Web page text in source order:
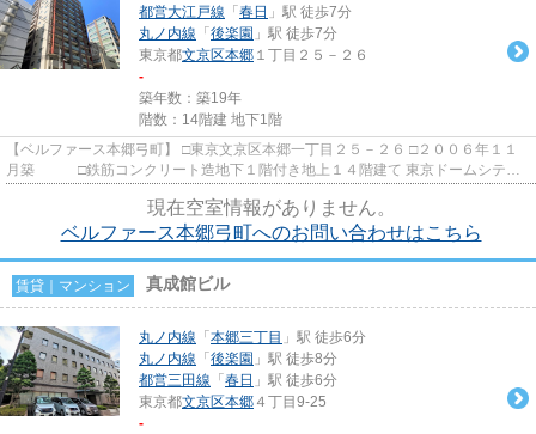
都営大江戸線 「 春日 」駅 徒歩7分
丸ノ内線 「 後楽園 」駅 徒歩7分
東京都文京区本郷 １丁目２５－２６
-
築年数：築19年
階数：14階建 地下1階
【ベルファース本郷弓町】 □東京文京区本郷一丁目２５－２６ □２００６年１１
月築 □鉄筋コンクリート造地下１階付き地上１４階建て 東京ドームシテ
現在空室情報がありません。
ベルファース本郷弓町へのお問い合わせはこちら
賃貸｜マンション 真成館ビル
丸ノ内線 「 本郷三丁目 」駅 徒歩6分
丸ノ内線 「 後楽園 」駅 徒歩8分
都営三田線 「 春日 」駅 徒歩6分
東京都文京区本郷 ４丁目9-25
-